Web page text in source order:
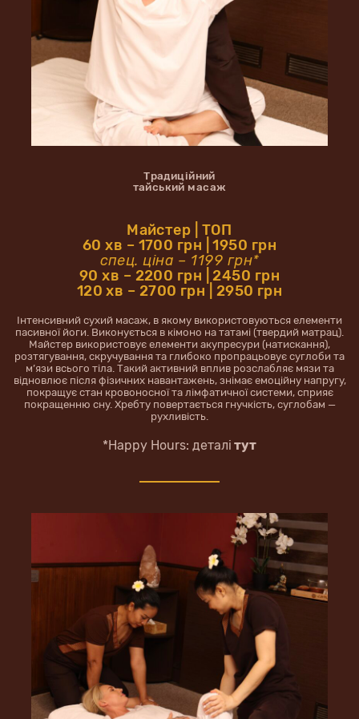
Традиційний
тайський масаж
Майстер | ТОП
60 хв – 1700 грн | 1950 грн
спец. ціна – 1199 грн*
90 хв – 2200 грн | 2450 грн
120 хв – 2700 грн | 2950 грн
Інтенсивний сухий масаж, в якому використовуються елементи
пасивної йоги. Виконується в кімоно на татамі (твердий матрац).
Майстер використовує елементи акупресури (натискання),
розтягування, скручування та глибоко пропрацьовує суглоби та
м’язи всього тіла. Такий активний вплив розслабляє мязи та
відновлює після фізичних навантажень, знімає емоційну напругу,
покращує стан кровоносної та лімфатичної системи, сприяє
покращенню сну. Хребту повертається гнучкість, суглобам —
рухливість.
*Happy Hours: деталі тут